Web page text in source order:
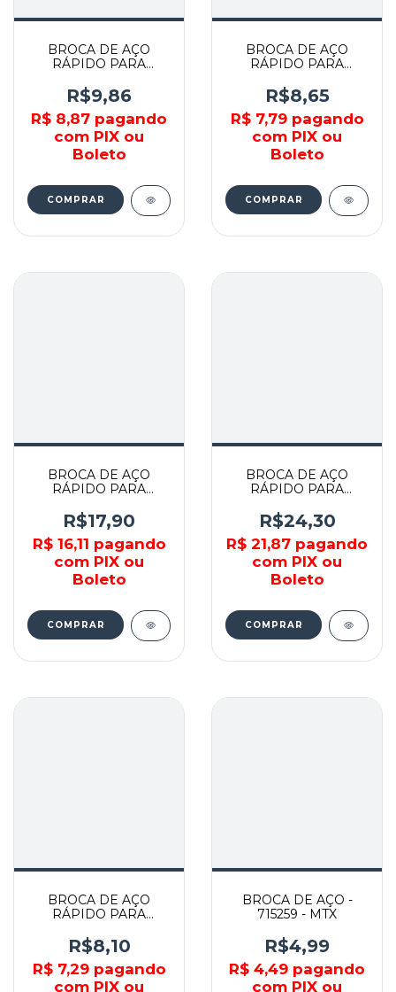
BROCA DE AÇO
RÁPIDO PARA
113MM - 7175529 - MTX
R$9,86
R$ 8,87 pagando
com PIX ou
Boleto
COMPRAR
BROCA DE AÇO
RÁPIDO PARA
- 7175029 - MTX
R$8,65
R$ 7,79pagando
com PIX ou
Boleto
COMPRAR
BROCA DE AÇO
RÁPIDO PARA
100MM - 7174529 -
MTX
R$17,90
R$ 16,11 pagando
com PIX ou
Boleto
COMPRAR
BROCA DE AÇO
RÁPIDO PARA
- 7178029 - MTX
R$24,30
R$ 21,87 pagando
com PIX ou
Boleto
COMPRAR
BROCA DE AÇO
RÁPIDO PARA
91MM - 7173529 - MTX
R$8,10
R$ 7,29pagando
com PIX ou
BROCA DE AÇO -
715259 - MTX
R$4,99
R$ 4,49 pagando
com PIX ou